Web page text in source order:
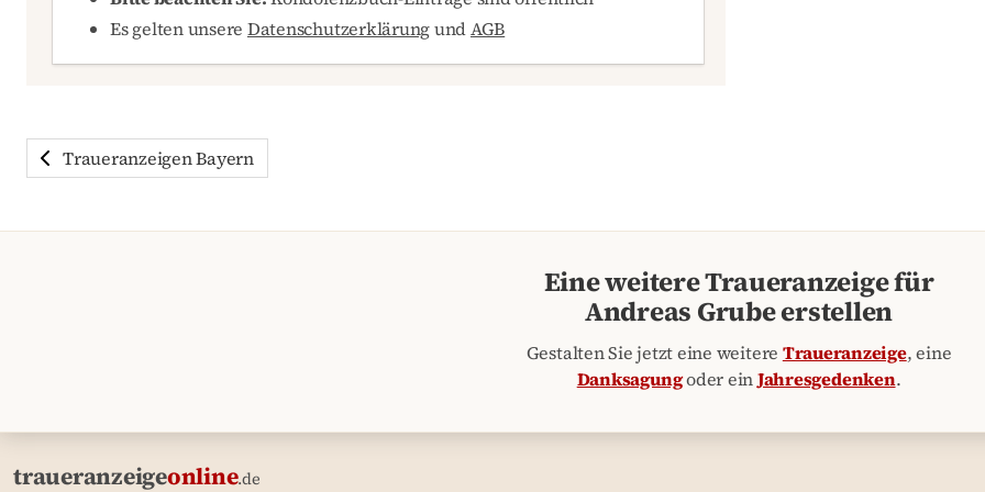
Es gelten unsere DatenschutzerklärungundAGB
Traueranzeigen Bayern
Eine weitere Traueranzeige für
Andreas Grube erstellen
Gestalten Sie jetzt eine weitere Traueranzeige, eine
Danksagungoder einJahresgedenken.
traueranzeigeonline.de